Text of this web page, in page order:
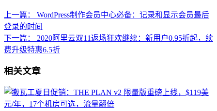
上一篇：
WordPress制作会员中心必备：记录和显示会员最后
登录的时间
下一篇：
2020阿里云双11返场狂欢继续：新用户0.95折起，续
费升级特惠6.5折
相关文章